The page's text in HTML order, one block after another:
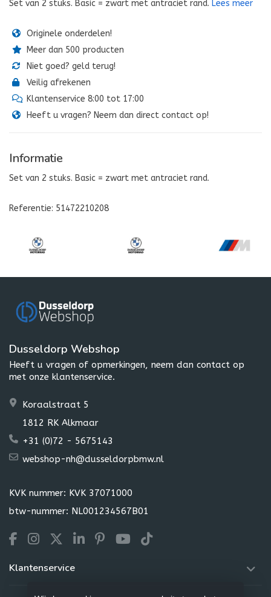
Set van 2 stuks. Basic = zwart met antraciet rand. Lees meer
Originele onderdelen!
Meer dan 500 producten
Niet goed? geld terug!
Veilig afrekenen
Klantenservice 8:00 tot 17:00
Heeft u vragen? Neem dan direct contact op!
Informatie
Set van 2 stuks. Basic = zwart met antraciet rand.
Referentie: 51472210208
Dusseldorp Webshop
Heeft u vragen of opmerkingen, neem dan contact op
met onze klantenservice.
Koraalstraat 5
1812 RK Alkmaar
+31 (0)72 - 5675143
webshop-nh@dusseldorpbmw.nl
KVK nummer: KVK 37071000
btw-nummer: NL001234567B01
Klantenservice